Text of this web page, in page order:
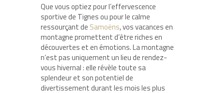
Que vous optiez pour l’effervescence
sportive de Tignes ou pour le calme
ressourçant de Samoëns, vos vacances en
montagne promettent d’être riches en
découvertes et en émotions. La montagne
n’est pas uniquement un lieu de rendez-
vous hivernal : elle révèle toute sa
splendeur et son potentiel de
divertissement durant les mois les plus